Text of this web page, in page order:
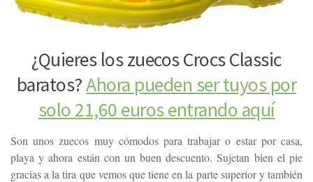
¿Quieres los zuecos Crocs Classic
baratos?Ahora pueden ser tuyos por
solo 21,60 euros entrando aquí
Son unos zuecos muy cómodos para trabajar o estar por casa,
playa y ahora están con un buen descuento. Sujetan bien el pie
gracias a la tira que vemos que tiene en la parte superior y también